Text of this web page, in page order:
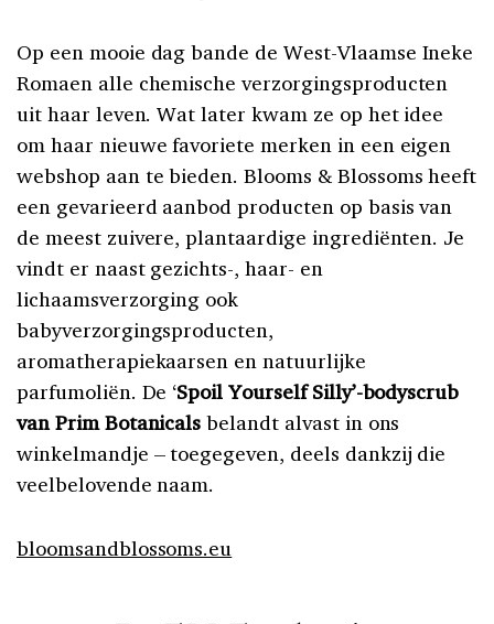
Op een mooie dag bande de West-Vlaamse Ineke
Romaen alle chemische verzorgingsproducten
uit haar leven. Wat later kwam ze op het idee
om haar nieuwe favoriete merken in een eigen
webshop aan te bieden. Blooms & Blossoms heeft
een gevarieerd aanbod producten op basis van
de meest zuivere, plantaardige ingrediënten. Je
vindt er naast gezichts-, haar- en
lichaamsverzorging ook
babyverzorgingsproducten,
aromatherapiekaarsen en natuurlijke
parfumoliën. De ‘Spoil Yourself Silly’-bodyscrub
van Prim Botanicals belandt alvast in ons
winkelmandje – toegegeven, deels dankzij die
veelbelovende naam.
bloomsandblossoms.eu